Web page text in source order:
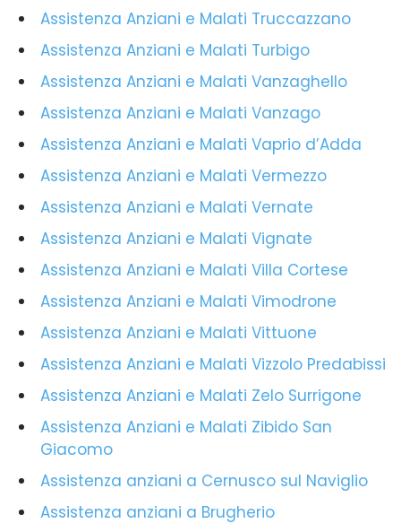
Assistenza Anziani e Malati Truccazzano
Assistenza Anziani e Malati Turbigo
Assistenza Anziani e Malati Vanzaghello
Assistenza Anziani e Malati Vanzago
Assistenza Anziani e Malati Vaprio d’Adda
Assistenza Anziani e Malati Vermezzo
Assistenza Anziani e Malati Vernate
Assistenza Anziani e Malati Vignate
Assistenza Anziani e Malati Villa Cortese
Assistenza Anziani e Malati Vimodrone
Assistenza Anziani e Malati Vittuone
Assistenza Anziani e Malati Vizzolo Predabissi
Assistenza Anziani e Malati Zelo Surrigone
Assistenza Anziani e Malati Zibido San
Giacomo
Assistenza anziani a Cernusco sul Naviglio
Assistenza anziani a Brugherio